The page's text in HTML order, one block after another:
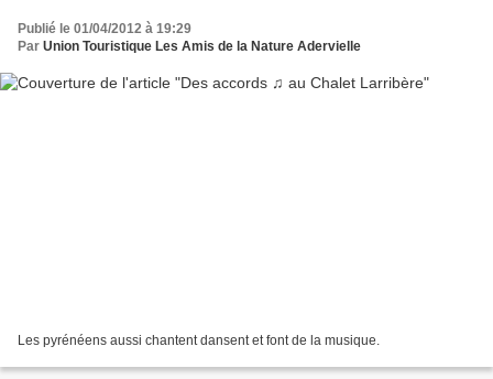
Publié le 01/04/2012 à 19:29
Par Union Touristique Les Amis de la Nature Adervielle
Les pyrénéens aussi chantent dansent et font de la musique.